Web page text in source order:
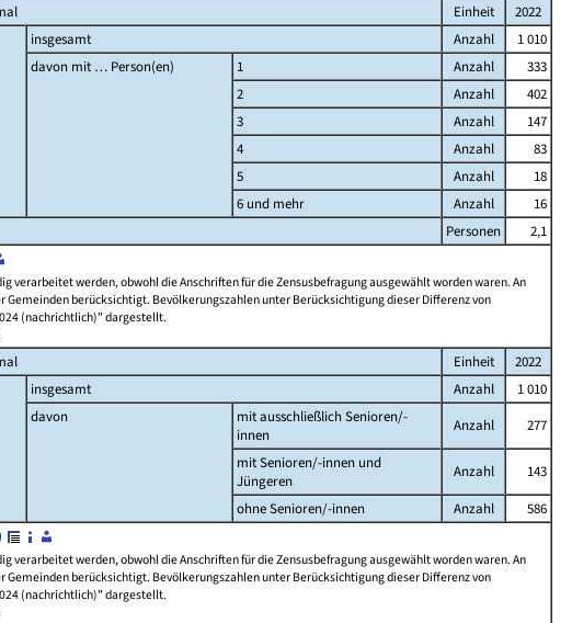
Einheit
2022
insgesamt Anzahl
1 010
davon mit … Person(en)
1 Anzahl
333
2
Anzahl
402
3
Anzahl
147
4
Anzahl
83
5
Anzahl
18
6 und mehr
Anzahl
16
Personen
2,1
werden, obwohl die Anschriften für die Zensusbefragung ausgewählt worden waren. An
berücksichtigt. Bevölkerungszahlen unter Berücksichtigung dieser Differenz von
(nachrichtlich)" dargestellt.
Einheit
2022
insgesamt Anzahl
1 010
davon
mit ausschließlich Senioren/-
innen
Anzahl
277
mit Senioren/-innen und
Jüngeren
Anzahl
143
ohne Senioren/-innen
Anzahl
586
werden, obwohl die Anschriften für die Zensusbefragung ausgewählt worden waren. An
berücksichtigt. Bevölkerungszahlen unter Berücksichtigung dieser Differenz von
(nachrichtlich)" dargestellt.